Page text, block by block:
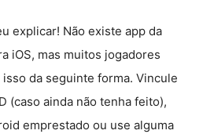
explicar! Não existe app da
iOS, mas muitos jogadores
da seguinte forma. Vincule
(caso ainda não tenha feito),
emprestado ou use alguma